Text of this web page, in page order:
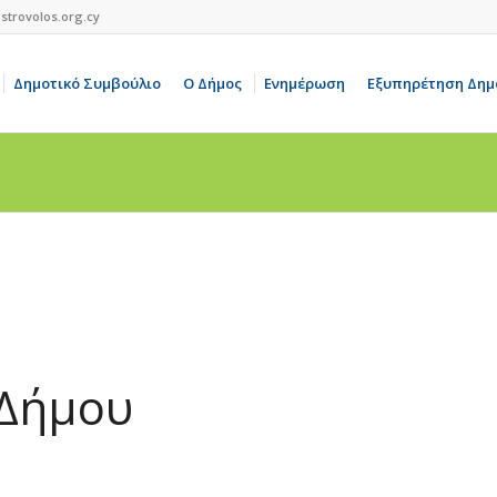
Δημοτικό Συμβούλιο Ο Δήμος Ενημέρωση Εξυπηρέτηση